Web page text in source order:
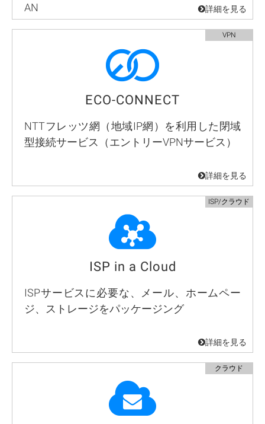
AN
ECO-CONNECT
NTTフレッツ網（地域IP網）を利用した閉域
型接続サービス（エントリーVPNサービス）
ISP in a Cloud
ISPサービスに必要な、メール、ホームペー
ジ、ストレージをパッケージング